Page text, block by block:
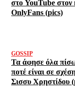
στο YouTube στον
OnlyFans (pics)
GOSSIP
Τα άφησε όλα
ποτέ είναι σε
Σισσυ Χρηστίδου